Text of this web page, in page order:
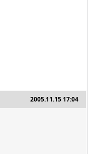
2005.11.15 17:04